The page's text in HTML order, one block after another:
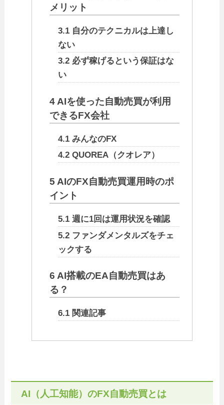
メリット
3.1自分のテクニカルは上達し
ない
3.2必ず稼げるという保証はな
い
4AIを使った自動売買が利用
できるFX会社
4.1みんなのFX
4.2QUOREA（クオレア）
5 AIのFX自動売買運用時のポ
イント
5.1週に1回は運用状況を確認
5.2ファンダメンタルズをチェ
ックする
6 AI搭載のEA自動売買はあ
る？
6.1関連記事
AI（人工知能）のFX自動売買とは